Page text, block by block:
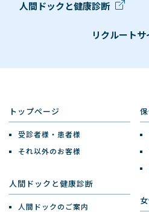
人間ドックと健康診断
リクルートサ
トップページ
受診者様・患者様
それ以外のお客様
人間ドックと健康診断
人間ドックのご案内